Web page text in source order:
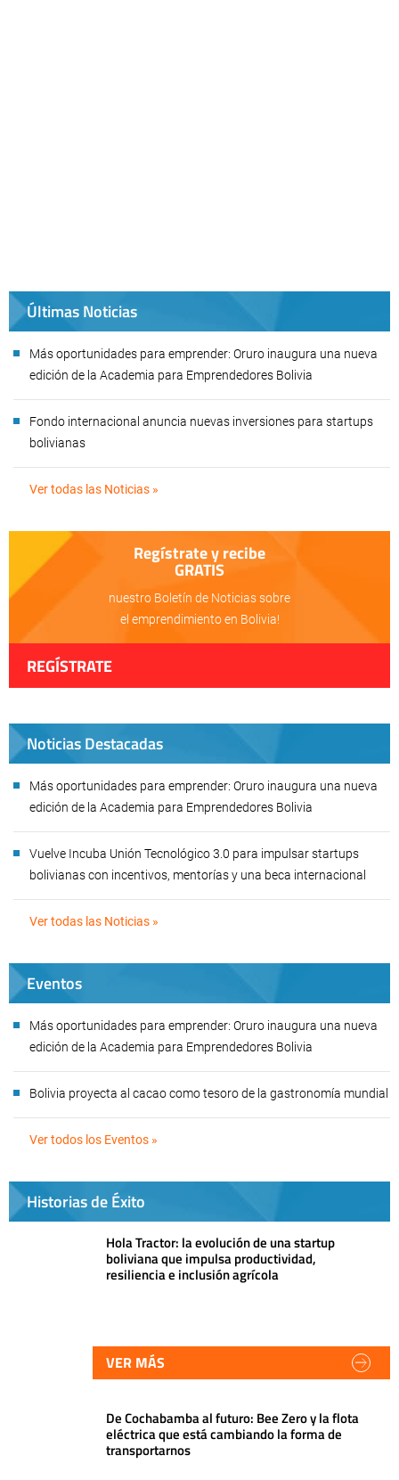
Últimas Noticias
Más oportunidades para emprender: Oruro inaugura una nueva
edición de la Academia para Emprendedores Bolivia
Fondo internacional anuncia nuevas inversiones para startups
bolivianas
Ver todas las Noticias »
Regístrate y recibe
GRATIS
nuestro Boletín de Noticias sobre
el emprendimiento en Bolivia!
REGÍSTRATE
Noticias Destacadas
Más oportunidades para emprender: Oruro inaugura una nueva
edición de la Academia para Emprendedores Bolivia
Vuelve Incuba Unión Tecnológico 3.0 para impulsar startups
bolivianas con incentivos, mentorías y una beca internacional
Ver todas las Noticias »
Eventos
Más oportunidades para emprender: Oruro inaugura una nueva
edición de la Academia para Emprendedores Bolivia
Bolivia proyecta al cacao como tesoro de la gastronomía mundial
Ver todos los Eventos »
Historias de Éxito
Hola Tractor: la evolución de una startup
boliviana que impulsa productividad,
resiliencia e inclusión agrícola
VER MÁS
De Cochabamba al futuro: Bee Zero y la flota
eléctrica que está cambiando la forma de
transportarnos